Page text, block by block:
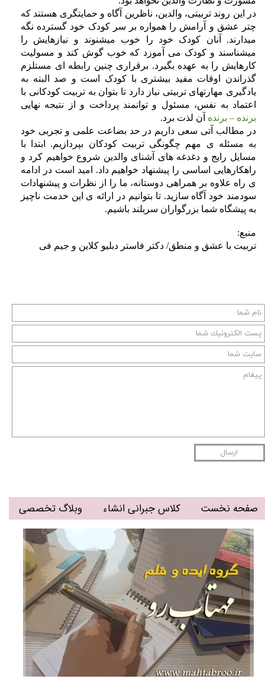
در این روند تربیتی، والدین، ناظرین آگاه و حمایتگری هستند که
چتر عشق و آرامش را همواره بر سر کودک خود گسترده نگه
میدارند. آنان کودک خود را خوب میشنوند و نیازهایش را
میشناسند و کودک می آموزد که خوب گوش کند و مسولیت
کارهایش را به عهده بگیرد. برقراری چنین رابطه ای مستلزم
گذراندن اوقات مفید بیشتری با کودک است و صد البته به
یادگیری مهارتهای تربیتی نیاز دارد تا بتوان به تربیت کودکانی با
اعتماد به نفس، مسئول و توانمند پرداخت و از نتیجه نهایی
برنده – برنده آن لذت برد.
در مطالب آتی سعی داریم در حد بضاعت علمی و تجربی خود
به مسئله ی مهم چگونگی تربیت کودکان بپردازیم. ابتدا با
مسایل رایج و دغدغه های آشنای والدین شروع خواهیم کرد و
راهکارهایی اساسی را پیشنهاد خواهیم داد. امید است در ادامه
ی راه علاوه بر همراهی دوستانه، ما را از نظرات و پیشنهادات
سودمند خود آگاه سازید. تا بتوانیم در ارائه ی این خدمت ناچیز
به پیشگاه شما بزرگواران سربلند باشیم.
منبع:
تربیت با عشق و منطق/ دکتر فاستر دبلیو کلاین و جیم فی
صفحه نخست کلاس جبرانی انشاء وبلاگ تخصصی
ارسال